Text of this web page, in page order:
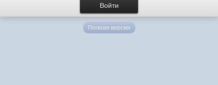
Полная версия